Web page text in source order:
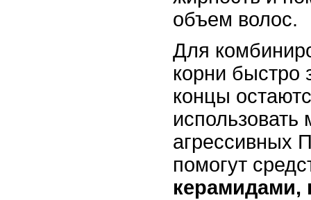
объем волос.
Для
корни быстро
концы
агрессивных
помогут
керамидами,